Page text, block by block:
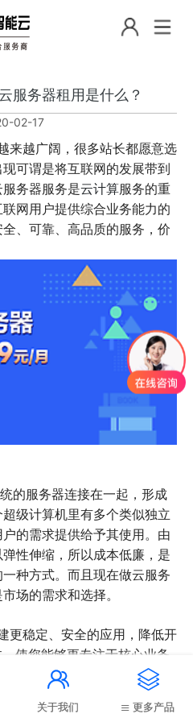
服务器租用是什么？
02-17
来越广阔，很多站长都愿意选
现可谓是将互联网的发展带到
务器服务是云计算服务的重
网用户提供综合业务能力的
、可靠、高品质的服务，价
服务器连接在一起，形成
级计算机里有多个类似独立
的需求提供给予其使用。由
性伸缩，所以成本低廉，是
种方式。而且现在做云服务
场的需求和选择。
稳定、安全的应用，降低开
使您能够更专注于核心业务
择的就是平台，真正的云服务

关于我们

更多产品